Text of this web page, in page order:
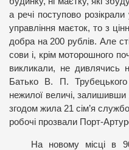
а речі поступово
управління маєток, то з
добра на 200 рублів. Але
сови і, крім моторошного
викликали, не дивлячись
Батько В. П.
нежилої величі,
згодом жила 21 сім’я
робочі прозвали Порт-
На но­во­му міс­ці в